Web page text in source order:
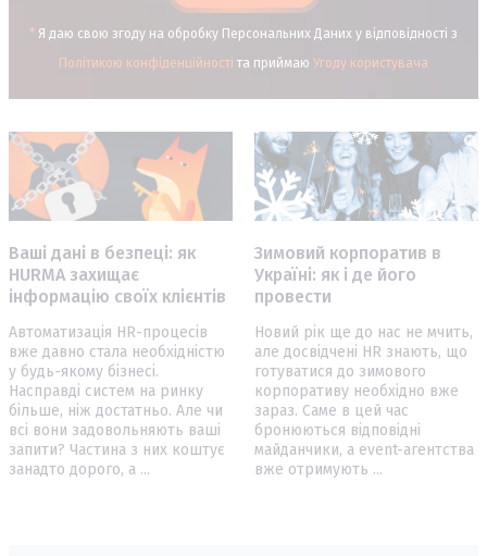
* Я даю свою згоду на обробку Персональних Даних у відповідності з
Політикою конфіденційності та приймаю Угоду користувача
Ваші дані в безпеці: як
HURMA захищає
інформацію своїх клієнтів
Автоматизація HR-процесів
вже давно стала необхідністю
у будь-якому бізнесі.
Насправді систем на ринку
більше, ніж достатньо. Але чи
всі вони задовольняють ваші
запити? Частина з них коштує
занадто дорого, а ...
Зимовий корпоратив в
Україні: як і де його
провести
Новий рік ще до нас не мчить,
але досвідчені HR знають, що
готуватися до зимового
корпоративу необхідно вже
зараз. Саме в цей час
бронюються відповідні
майданчики, а event-агентства
вже отримують ...